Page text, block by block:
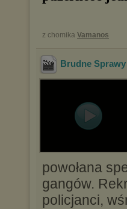
z chomika Vamanos
Brudne
powołana
gangów.
policjanci,